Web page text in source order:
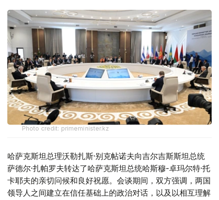
Photo credit: primeminister.kz
哈萨克斯坦总理沃勒扎斯·别克帖诺夫向吉尔吉斯斯坦总统
萨德尔·扎帕罗夫转达了哈萨克斯坦总统哈斯穆-卓玛尔特·托
卡耶夫的亲切问候和良好祝愿。会谈期间，双方强调，两国
领导人之间建立在信任基础上的政治对话，以及以相互理解